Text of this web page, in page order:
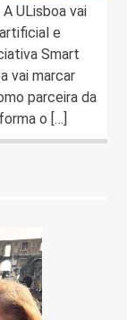
ULisboa vai
e
Smart
vai marcar
parceira da
o […]